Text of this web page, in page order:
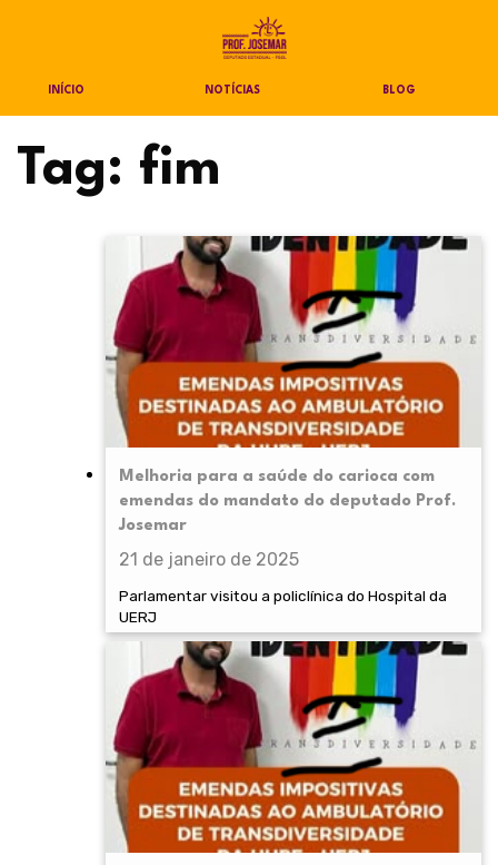
INÍCIO NOTÍCIAS BLOG
Tag: fim
Melhoria para a saúde do carioca com
emendas do mandato do deputado Prof.
Josemar
21 de janeiro de 2025
Parlamentar visitou a policlínica do Hospital da
UERJ